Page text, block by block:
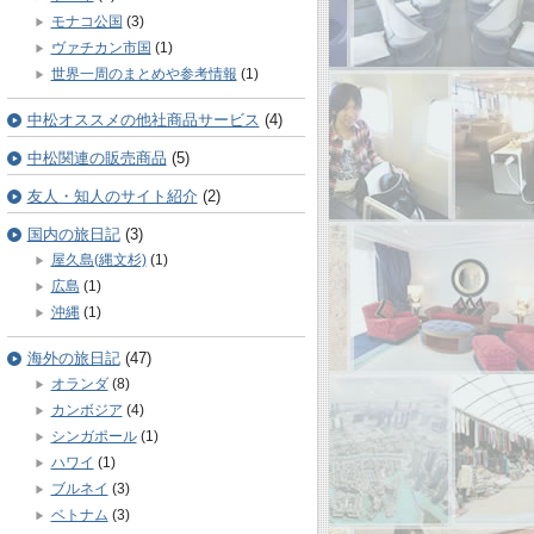
モナコ公国 (3)
ヴァチカン市国 (1)
世界一周のまとめや参考情報 (1)
中松オススメの他社商品サービス (4)
中松関連の販売商品 (5)
友人・知人のサイト紹介(2)
国内の旅日記(3)
屋久島(縄文杉)(1)
広島 (1)
沖縄(1)
海外の旅日記(47)
オランダ(8)
カンボジア (4)
シンガポール(1)
ハワイ (1)
ブルネイ (3)
ベトナム (3)